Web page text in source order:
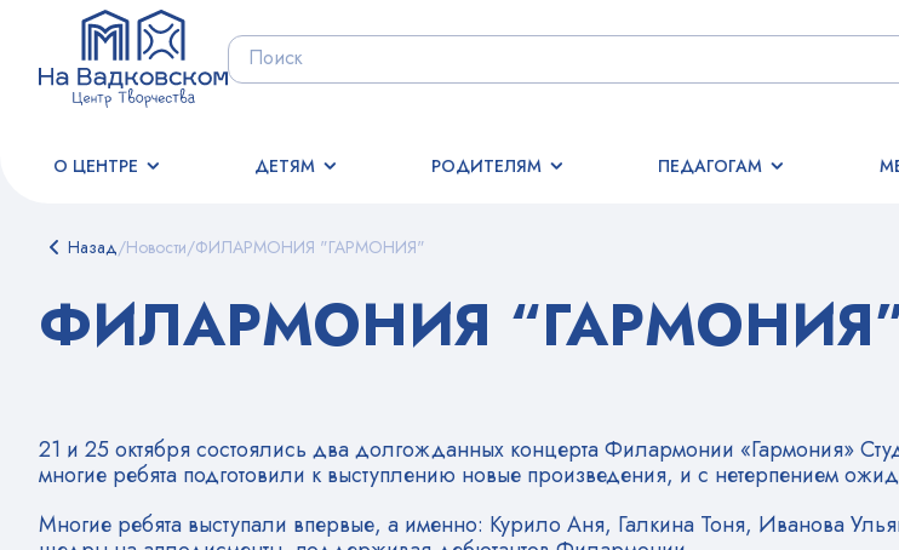
О ЦЕНТРЕ ДЕТЯМ РОДИТЕЛЯМ ПЕДАГОГАМ
Назад/Новости/ФИЛАРМОНИЯ "ГАРМОНИЯ"
ФИЛАРМОНИЯ
21 и 25 октября состоялись два долгожданных концерта Филармонии «Гармония»
многие ребята подготовили к выступлению новые произведения, и с нетерпением
Многие ребята выступали впервые, а именно: Курило Аня, Галкина Тоня, Иванова